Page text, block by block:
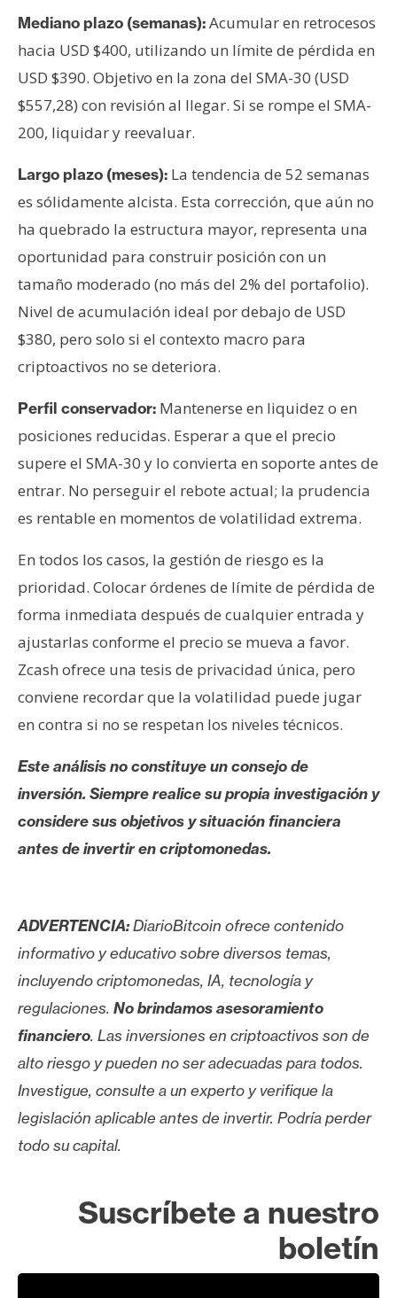
Mediano plazo (semanas):Acumular en retrocesos
hacia USD $400, utilizando un límite de pérdida en
USD $390. Objetivo en la zona del SMA-30 (USD
$557,28) con revisión al llegar. Si se rompe el SMA-
200, liquidar y reevaluar.
Largo plazo (meses): La tendencia de 52 semanas
es sólidamente alcista. Esta corrección, que aún no
ha quebrado la estructura mayor, representa una
oportunidad para construir posición con un
tamaño moderado (no más del 2% del portafolio).
Nivel de acumulación ideal por debajo de USD
$380, pero solo si el contexto macro para
criptoactivos no se deteriora.
Perfil conservador: Mantenerse en liquidez o en
posiciones reducidas. Esperar a que el precio
supere el SMA-30 y lo convierta en soporte antes de
entrar. No perseguir el rebote actual; la prudencia
es rentable en momentos de volatilidad extrema.
En todos los casos, la gestión de riesgo es la
prioridad. Colocar órdenes de límite de pérdida de
forma inmediata después de cualquier entrada y
ajustarlas conforme el precio se mueva a favor.
Zcash ofrece una tesis de privacidad única, pero
conviene recordar que la volatilidad puede jugar
en contra si no se respetan los niveles técnicos.
Este análisis no constituye un consejo de
inversión. Siempre realice su propia investigación y
considere sus objetivos y situación financiera
antes de invertir en criptomonedas.
ADVERTENCIA:DiarioBitcoin ofrece contenido
informativo y educativo sobre diversos temas,
incluyendo criptomonedas, IA, tecnología y
regulaciones. No brindamos asesoramiento
financiero. Las inversiones en criptoactivos son de
alto riesgo y pueden no ser adecuadas para todos.
Investigue, consulte a un experto y verifique la
legislación aplicable antes de invertir. Podría perder
todo su capital.
Suscríbete a nuestro
boletín